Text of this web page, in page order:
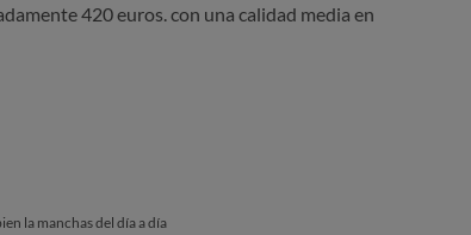
420 euros. con una calidad media en
la manchas del día a día